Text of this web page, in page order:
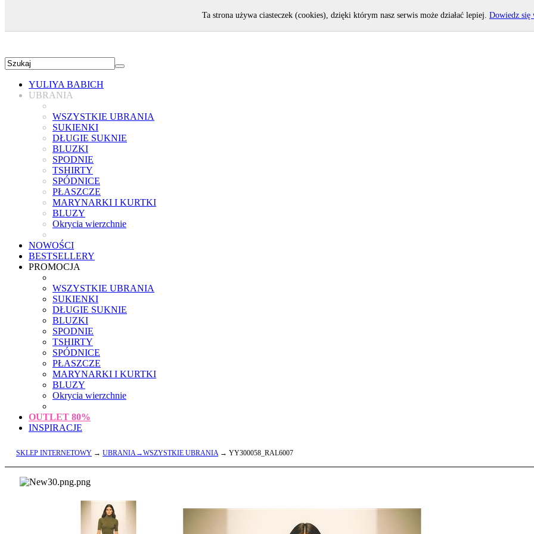
YULIYA BABICH
UBRANIA
WSZYSTKIE UBRANIA
SUKIENKI
DŁUGIE SUKNIE
BLUZKI
SPODNIE
TSHIRTY
SPÓDNICE
PŁASZCZE
MARYNARKI I KURTKI
BLUZY
Okrycia wierzchnie
NOWOŚCI
BESTSELLERY
PROMOCJA
WSZYSTKIE UBRANIA
SUKIENKI
DŁUGIE SUKNIE
BLUZKI
SPODNIE
TSHIRTY
SPÓDNICE
PŁASZCZE
MARYNARKI I KURTKI
BLUZY
Okrycia wierzchnie
OUTLET 80%
INSPIRACJE
SKLEP INTERNETOWY → UBRANIA→WSZYSTKIE UBRANIA→ YY300058_RAL6007
Ta strona używa ciasteczek (cookies), dzięki którym nasz serwis może działać lepiej. Dowiedz się